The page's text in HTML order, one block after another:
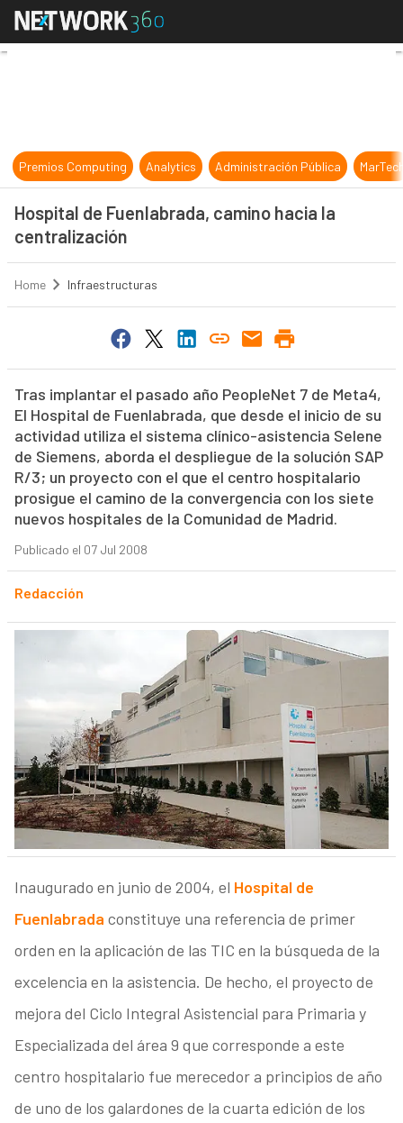
Hospital de Fuenlabrada, camino
Premios Computing Analytics Administración Pública
Hospital de Fuenlabrada, camino hacia la
centralización
Home Infraestructuras
Tras implantar el pasado año PeopleNet 7 de Meta4,
El Hospital de Fuenlabrada, que desde el inicio de su
actividad utiliza el sistema clínico-asistencia Selene
de Siemens, aborda el despliegue de la solución SAP
R/3; un proyecto con el que el centro hospitalario
prosigue el camino de la convergencia con los siete
nuevos hospitales de la Comunidad de Madrid.
Publicado el 07 Jul 2008
Redacción
Inaugurado en junio de 2004, el Hospital de
Fuenlabrada constituye una referencia de primer
orden en la aplicación de las TIC en la búsqueda de la
excelencia en la asistencia. De hecho, el proyecto de
mejora del Ciclo Integral Asistencial para Primaria y
Especializada del área 9 que corresponde a este
centro hospitalario fue merecedor a principios de año
de uno de los galardones de la cuarta edición de los